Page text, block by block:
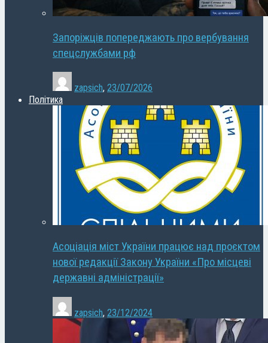
Запоріжців попереджають про вербування
спецслужбами рф
zapsich, 23/07/2026
Політика
Асоціація міст України працює над проєктом
нової редакції Закону України «Про місцеві
державні адміністрації»
zapsich, 23/12/2024